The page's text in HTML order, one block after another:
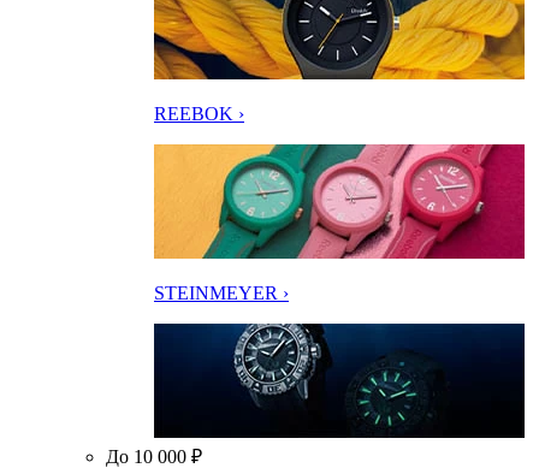
REEBOK ›
STEINMEYER ›
До 10 000 ₽